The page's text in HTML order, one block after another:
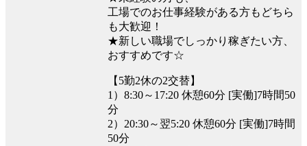
工場でのお仕事経験がある方もどちら
も大歓迎！
★新しい職場でしっかり稼ぎたい方、
おすすめです☆
【5勤2休の2交替】
1）8:30～17:20 休憩60分 [実働]7時間50
分
2）20:30～翌5:20 休憩60分 [実働]7時間
50分